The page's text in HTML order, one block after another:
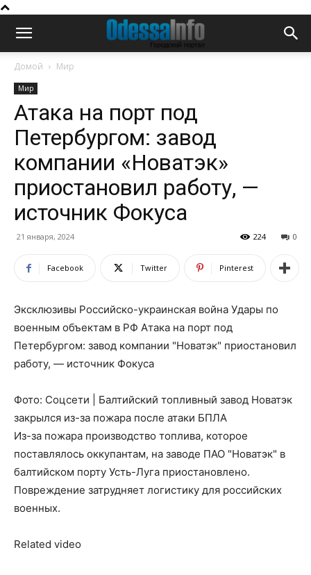
Домой Мир
Мир
Атака на порт под
Петербургом: завод
компании «Новатэк»
приостановил работу, —
источник Фокуса
21 января, 2024 0
224
Facebook Twitter Pinterest
Эксклюзивы Российско-украинская война Удары по
военным объектам в РФ Атака на порт под
Петербургом: завод компании "Новатэк" приостановил
работу, — источник Фокуса
Фото: Соцсети | Балтийский топливный завод Новатэк
закрылся из-за пожара после атаки БПЛА
Из-за пожара производство топлива, которое
поставлялось оккупантам, на заводе ПАО "Новатэк" в
балтийском порту Усть-Луга приостановлено.
Повреждение затрудняет логистику для российских
военных.
Related video